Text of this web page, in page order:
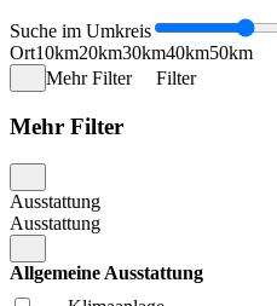
Suche im Umkreis
Ort10km20km30km40km50km
Mehr Filter
Filter
Mehr Filter
Ausstattung
Ausstattung
Allgemeine Ausstattung